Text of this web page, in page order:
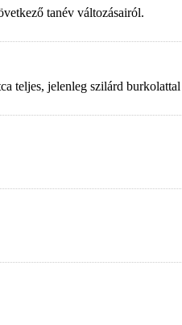
tanév változásairól.
teljes, jelenleg szilárd